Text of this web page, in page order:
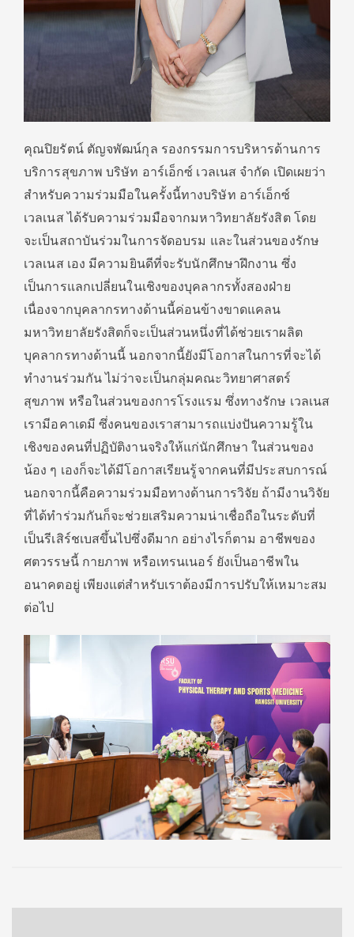
คุณปิยรัตน์ ตัญจพัฒน์กุล รองกรรมการบริหารด้านการ
บริการสุขภาพ บริษัท อาร์เอ็กซ์ เวลเนส จำกัด เปิดเผยว่า
สำหรับความร่วมมือในครั้งนี้ทางบริษัท อาร์เอ็กซ์
เวลเนส ได้รับความร่วมมือจากมหาวิทยาลัยรังสิต โดย
จะเป็นสถาบันร่วมในการจัดอบรม และในส่วนของรักษ
เวลเนส เอง มีความยินดีที่จะรับนักศึกษาฝึกงาน ซึ่ง
เป็นการแลกเปลี่ยนในเชิงของบุคลากรทั้งสองฝ่าย
เนื่องจากบุคลากรทางด้านนี้ค่อนข้างขาดแคลน
มหาวิทยาลัยรังสิตก็จะเป็นส่วนหนึ่งที่ได้ช่วยเราผลิต
บุคลากรทางด้านนี้ นอกจากนี้ยังมีโอกาสในการที่จะได้
ทำงานร่วมกัน ไม่ว่าจะเป็นกลุ่มคณะวิทยาศาสตร์
สุขภาพ หรือในส่วนของการโรงแรม ซึ่งทางรักษ เวลเนส
เรามีอคาเดมี ซึ่งคนของเราสามารถแบ่งปันความรู้ใน
เชิงของคนที่ปฏิบัติงานจริงให้แก่นักศึกษา ในส่วนของ
น้อง ๆ เองก็จะได้มีโอกาสเรียนรู้จากคนที่มีประสบการณ์
นอกจากนี้คือความร่วมมือทางด้านการวิจัย ถ้ามีงานวิจัย
ที่ได้ทําร่วมกันก็จะช่วยเสริมความน่าเชื่อถือในระดับที่
เป็นรีเสิร์ชเบสขึ้นไปซึ่งดีมาก อย่างไรก็ตาม อาชีพของ
ศตวรรษนี้ กายภาพ หรือเทรนเนอร์ ยังเป็นอาชีพใน
อนาคตอยู่ เพียงแต่สำหรับเราต้องมีการปรับให้เหมาะสม
ต่อไป